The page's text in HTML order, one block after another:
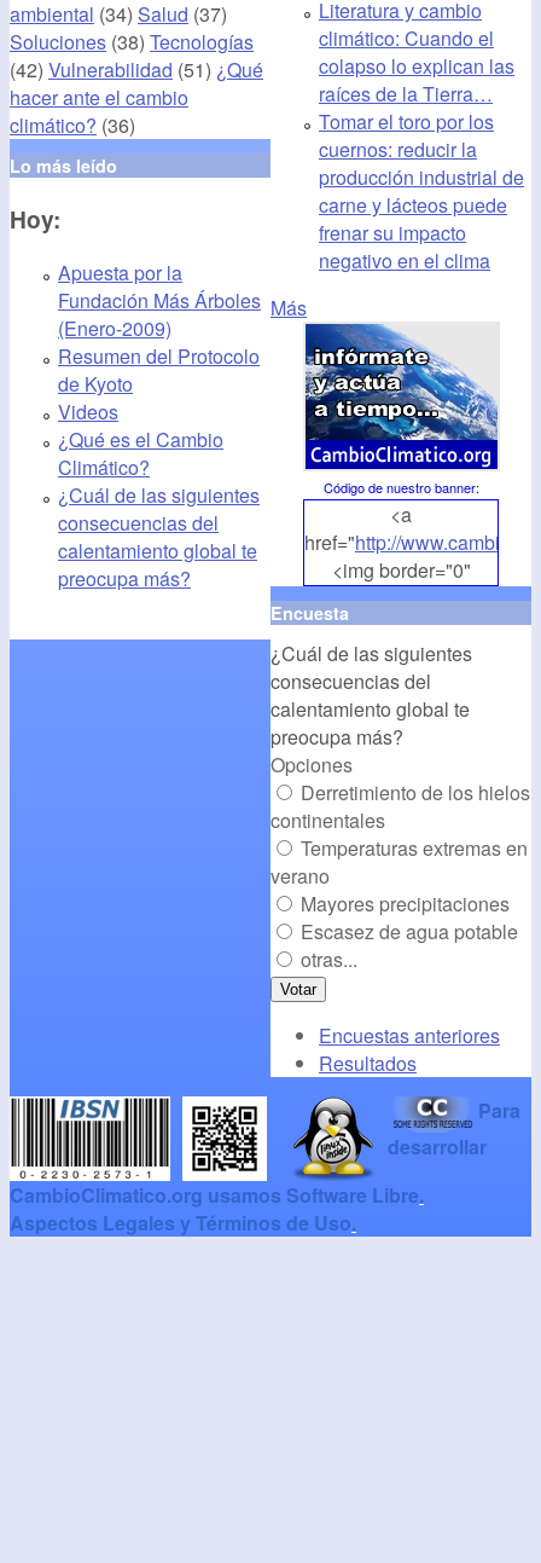
ambiental (34) Salud (37)
Soluciones (38) Tecnologías
(42) Vulnerabilidad (51) ¿Qué
hacer ante el cambio
climático? (36)
Lo más leído
Hoy:
Apuesta por la
Fundación Más Árboles
(Enero-2009)
Resumen del Protocolo
de Kyoto
Videos
¿Qué es el Cambio
Climático?
¿Cuál de las siguientes
consecuencias del
calentamiento global te
preocupa más?
Literatura y cambio
climático: Cuando el
colapso lo explican las
raíces de la Tierra…
Tomar el toro por los
cuernos: reducir la
producción industrial de
carne y lácteos puede
frenar su impacto
negativo en el clima
Más
Código de nuestro banner:
<a
href="http://
<img border="0"
align="middle"
src="http://
alt="CambioClimatico.org"
/></a>
Encuesta
¿Cuál de las siguientes
consecuencias del
calentamiento global te
preocupa más?
Opciones
Derretimiento de los hielos
continentales
Temperaturas extremas en
verano
Mayores precipitaciones
Escasez de agua potable
otras...
Encuestas anteriores
Resultados
Para
desarrollar
CambioClimatico.org usamos Software Libre.
Aspectos Legales y Términos de Uso.